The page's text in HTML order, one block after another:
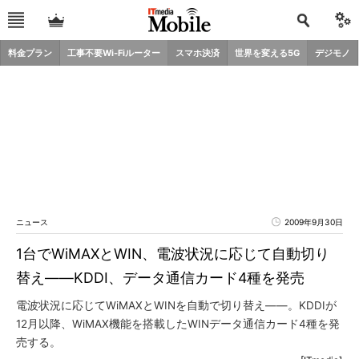
料金プラン 工事不要Wi-Fiルーター スマホ決済 世界を変える5G デジモノ
ニュース 2009年9月30日
1台でWiMAXとWIN、電波状況に応じて自動切り
替え――KDDI、データ通信カード4種を発売
電波状況に応じてWiMAXとWINを自動で切り替え――。KDDIが
12月以降、WiMAX機能を搭載したWINデータ通信カード4種を発
売する。